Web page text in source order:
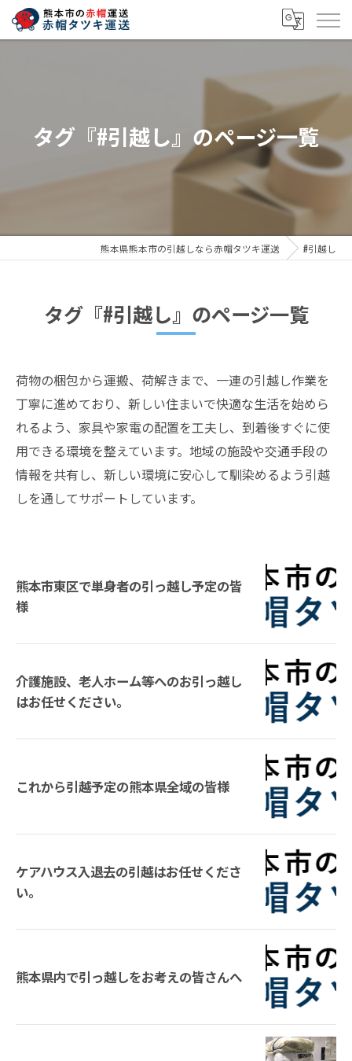
タグ『#引越し』のページ一覧
熊本県熊本市の引越しなら赤帽タツキ運送 #引越し
タグ『#引越し』のページ一覧
荷物の梱包から運搬、荷解きまで、一連の引越し作業を
丁寧に進めており、新しい住まいで快適な生活を始めら
れるよう、家具や家電の配置を工夫し、到着後すぐに使
用できる環境を整えています。地域の施設や交通手段の
情報を共有し、新しい環境に安心して馴染めるよう引越
しを通してサポートしています。
熊本市東区で単身者の引っ越し予定の皆
様
介護施設、老人ホーム等へのお引っ越し
はお任せください。
これから引越予定の熊本県全域の皆様
ケアハウス入退去の引越はお任せくださ
い。
熊本県内で引っ越しをお考えの皆さんへ